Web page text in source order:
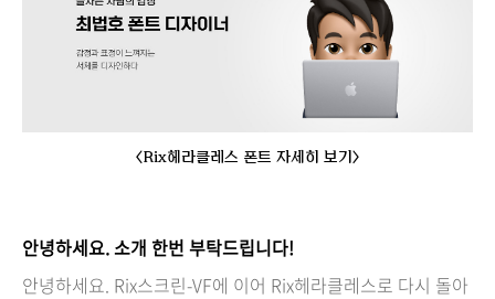
<Rix헤라클레스 폰트 자세히 보기>
안녕하세요. 소개 한번 부탁드립니다!
안녕하세요. Rix스크린-VF에 이어 Rix헤라클레스로 다시 돌아